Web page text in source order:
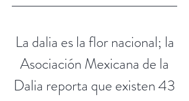
La dalia es la flor nacional; la
Asociación Mexicana de la
Dalia reporta que existen 43